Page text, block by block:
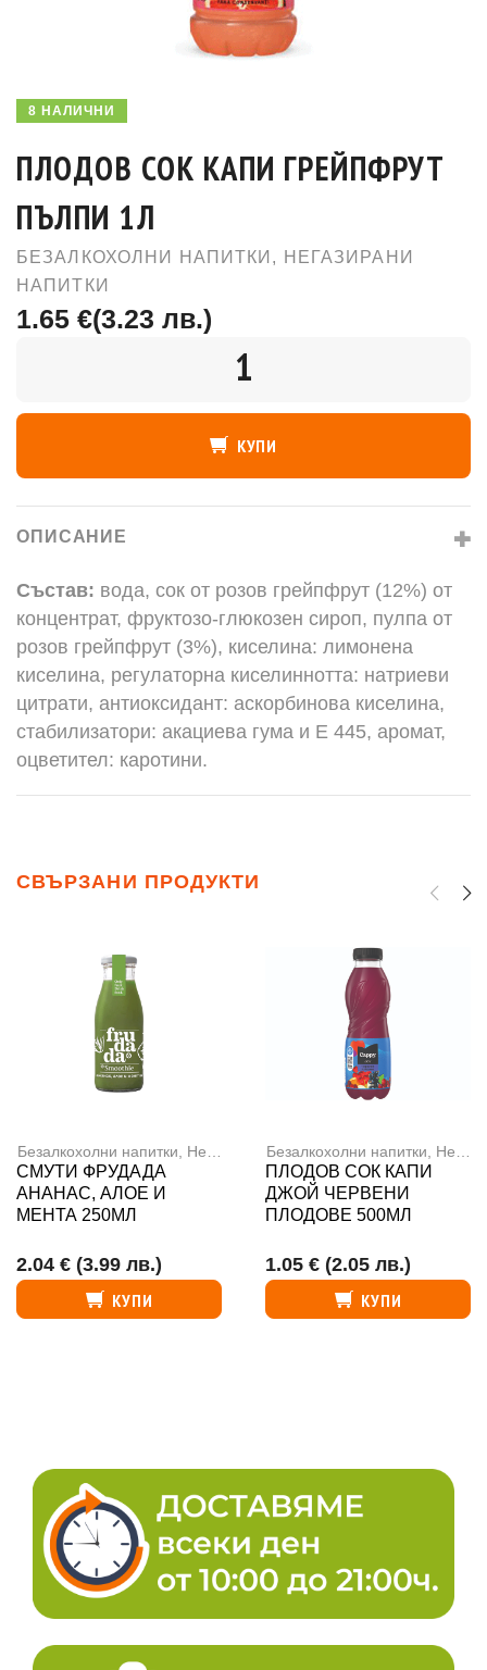
8 НАЛИЧНИ
ПЛОДОВ СОК КАПИ ГРЕЙПФРУТ
ПЪЛПИ 1Л
БЕЗАЛКОХОЛНИ НАПИТКИ ,
НЕГАЗИРАНИ
НАПИТКИ
1.65 €(3.23 лв.)
КУПИ
ОПИСАНИЕ
Състав: вода, сок от розов грейпфрут (12%) от
концентрат, фруктозо-глюкозен сироп, пулпа от
розов грейпфрут (3%), киселина: лимонена
киселина, регулаторна киселиннотта: натриеви
цитрати, антиоксидант: аскорбинова киселина,
стабилизатори: акациева гума и Е 445, аромат,
оцветител: каротини.
СВЪРЗАНИ ПРОДУКТИ
Безалкохолни напитки Негазирани напитки
СМУТИ ФРУДАДА
АНАНАС, АЛОЕ И
МЕНТА 250МЛ
2.04 € (3.99 лв.)
КУПИ
Безалкохолни напитки Негазирани напитки
ПЛОДОВ СОК КАПИ
ДЖОЙ ЧЕРВЕНИ
ПЛОДОВЕ 500МЛ
1.05 € (2.05 лв.)
КУПИ